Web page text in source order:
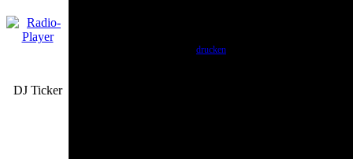
DJ Ticker
drucken